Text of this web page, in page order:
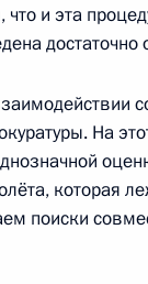
материалы
и эта
достаточно
На
которая
поиски